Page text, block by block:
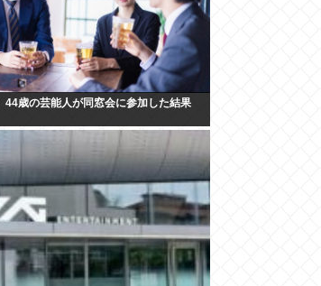
44歳の芸能人が同窓会に参加した結果